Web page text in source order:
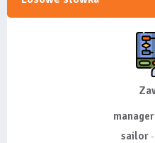
manager
sailor